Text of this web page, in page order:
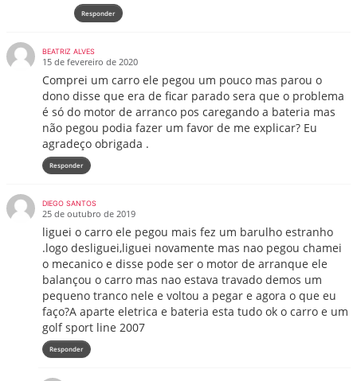
Responder
BEATRIZ ALVES
15 de fevereiro de 2020
Comprei um carro ele pegou um pouco mas parou o
dono disse que era de ficar parado sera que o problema
é só do motor de arranco pos caregando a bateria mas
não pegou podia fazer um favor de me explicar? Eu
agradeço obrigada .
Responder
DIEGO SANTOS
25 de outubro de 2019
liguei o carro ele pegou mais fez um barulho estranho
.logo desliguei,liguei novamente mas nao pegou chamei
o mecanico e disse pode ser o motor de arranque ele
balançou o carro mas nao estava travado demos um
pequeno tranco nele e voltou a pegar e agora o que eu
faço?A aparte eletrica e bateria esta tudo ok o carro e um
golf sport line 2007
Responder